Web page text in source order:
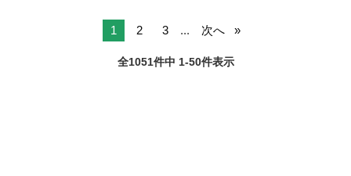
1 2 3 ... 次へ
全1051件中 1-50件表示